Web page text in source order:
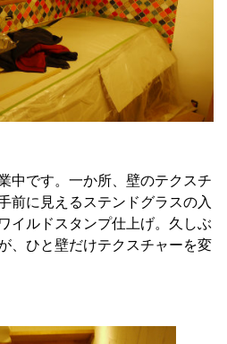
中です。一か所、壁のテクスチ
前に見えるステンドグラスの入
イルドスタンプ仕上げ。久しぶ
、ひと壁だけテクスチャーを変